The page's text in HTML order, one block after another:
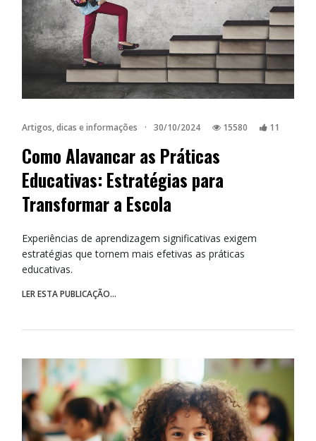
Artigos, dicas e informações · 30/10/2024 15580 11
Como Alavancar as Práticas
Educativas: Estratégias para
Transformar a Escola
Experiências de aprendizagem significativas exigem
estratégias que tornem mais efetivas as práticas
educativas.
LER ESTA PUBLICAÇÃO...